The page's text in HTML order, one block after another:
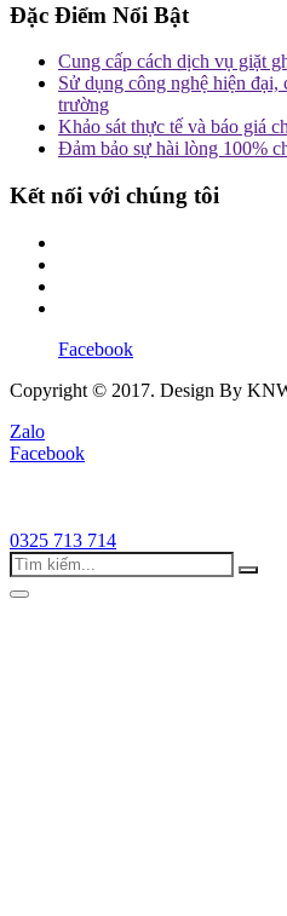
Đặc Điểm Nổi Bật
Cung cấp cách dịch vụ giặt
Sử dụng công nghệ hiện đại,
trường
Khảo sát thực tế và báo giá
Đảm bảo sự hài lòng 100%
Kết nối với chúng tôi
Facebook
Copyright © 2017. Design By
Zalo
Facebook
0325 713 714